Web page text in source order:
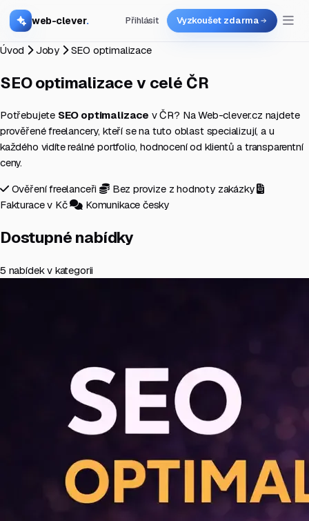
web-clever. Přihlásit Vyzkoušet zdarma
Úvod Joby SEO optimalizace
SEO optimalizace v celé ČR
Potřebujete SEO optimalizace v ČR? Na Web-clever.cz najdete
prověřené freelancery, kteří se na tuto oblast specializují, a u
každého vidíte reálné portfolio, hodnocení od klientů a transparentní
ceny.
Ověření freelanceři
Bez provize z hodnoty zakázky
Fakturace v Kč
Komunikace česky
Dostupné nabídky
5 nabídek v kategorii